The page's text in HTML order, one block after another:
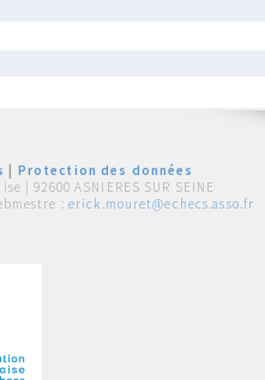
Protection des données
| 92600 ASNIERES SUR SEINE
: erick.mouret@echecs.asso.fr